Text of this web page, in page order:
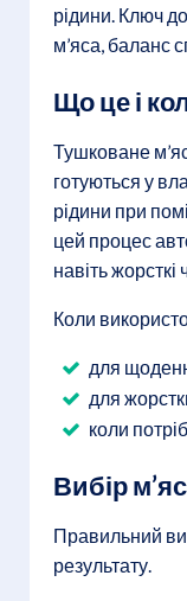
рідини. Ключ
м’яса, баланс
Що це і
Тушковане
готуються у
рідини при
цей процес
навіть
Коли
для
для
коли
Вибір
Правильний
результату.